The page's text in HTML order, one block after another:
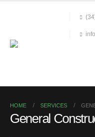
HOME SERVICES
General